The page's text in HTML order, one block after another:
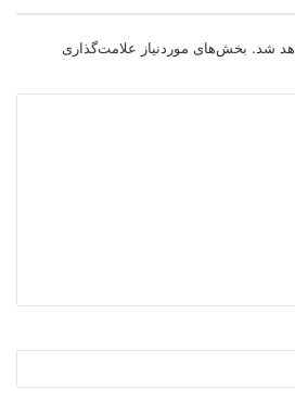
توصیه میکنم:
وبینار چیست؟
شد. بخش‌های موردنیاز علامت‌گذاری